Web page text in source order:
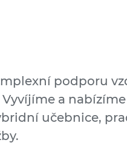
podporu
a
učebnice,